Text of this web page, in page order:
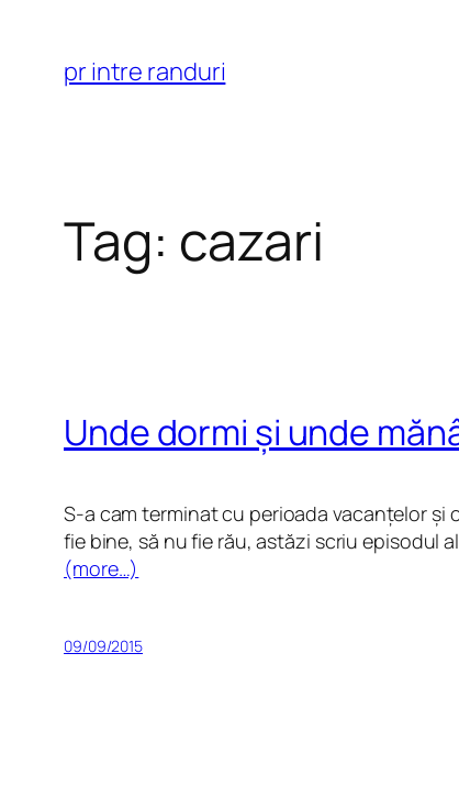
content
pr intre randuri
Tag: cazari
Unde dormi și unde
S-a cam terminat cu perioada vacanțelor și
fie bine, să nu fie rău, astăzi scriu episodul
(more…)
09/09/2015